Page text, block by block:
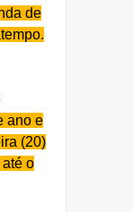
de
ano e
(20)
o